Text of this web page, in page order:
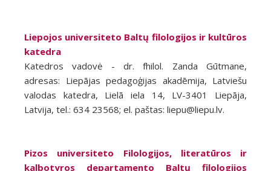
Liepojos universiteto Baltų filologijos ir kultūros
katedra
Katedros vadovė - dr. fhilol. Zanda Gūtmane,
adresas: Liepājas pedagoģijas akadēmija, Latviešu
valodas katedra, Lielā iela 14, LV-3401 Liepāja,
Latvija, tel.: 634 23568; el. paštas: liepu@liepu.lv.
Pizos universiteto Filologijos, literatūros ir
kalbotyros departamento Baltų filologijos